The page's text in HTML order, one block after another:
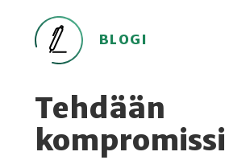
BLOGI
Tehdään
kompromissi